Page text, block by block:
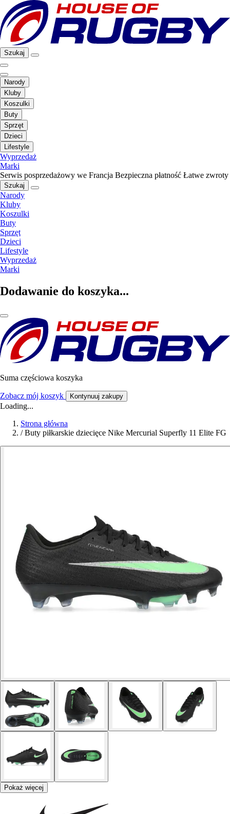
Szukaj
Narody
Kluby
Koszulki
Buty
Sprzęt
Dzieci
Lifestyle
Wyprzedaż
Marki
Serwis posprzedażowy we Francja Bezpieczna płatność Łatwe zwroty
Szukaj
Narody
Kluby
Koszulki
Buty
Sprzęt
Dzieci
Lifestyle
Wyprzedaż
Marki
Dodawanie do koszyka...
Suma częściowa koszyka
Zobacz mój koszyk Kontynuuj zakupy
Loading...
Strona główna
/ Buty piłkarskie dziecięce Nike Mercurial Superfly 11 Elite FG
Pokaż więcej